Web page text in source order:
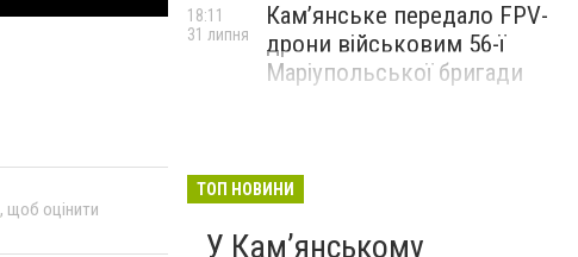
, щоб оцінити
Кам’янське передало FPV-
дрони військовим 56-ї
Маріупольської бригади
18:11
31 липня
ТОП НОВИНИ
У Кам’янському